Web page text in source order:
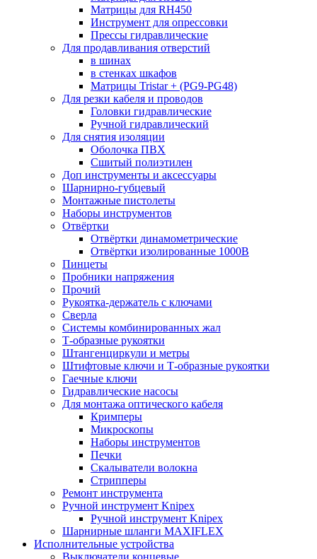
Матрицы для RH450
Инструмент для опрессовки
Прессы гидравлические
Для продавливания отверстий
в шинах
в стенках шкафов
Матрицы Tristar + (PG9-PG48)
Для резки кабеля и проводов
Головки гидравлические
Ручной гидравлический
Для снятия изоляции
Оболочка ПВХ
Сшитый полиэтилен
Доп инструменты и аксессуары
Шарнирно-губцевый
Монтажные пистолеты
Наборы инструментов
Отвёртки
Отвёртки динамометрические
Отвёртки изолированные 1000В
Пинцеты
Пробники напряжения
Прочий
Рукоятка-держатель с ключами
Сверла
Системы комбинированных жал
Т-образные рукоятки
Штангенциркули и метры
Штифтовые ключи и Т-образные рукоятки
Гаечные ключи
Гидравлические насосы
Для монтажа оптического кабеля
Кримперы
Микроскопы
Наборы инструментов
Печки
Скалыватели волокна
Стрипперы
Ремонт инструмента
Ручной инструмент Knipex
Ручной инструмент Knipex
Шарнирные шланги MAXIFLEX
Исполнительные устройства
Выключатели концевые